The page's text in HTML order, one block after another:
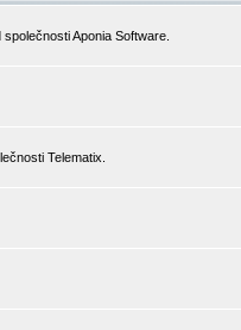
Aponia Software.
Telematix.